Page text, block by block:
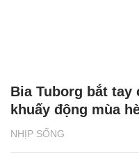
NHỊP SỐNG
Bia Tuborg bắt tay
khuấy động mùa